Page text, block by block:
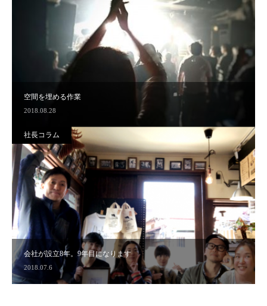
空間を埋める作業
2018.08.28
会社が設立8年。9年目になります
2018.07.6
社長コラム